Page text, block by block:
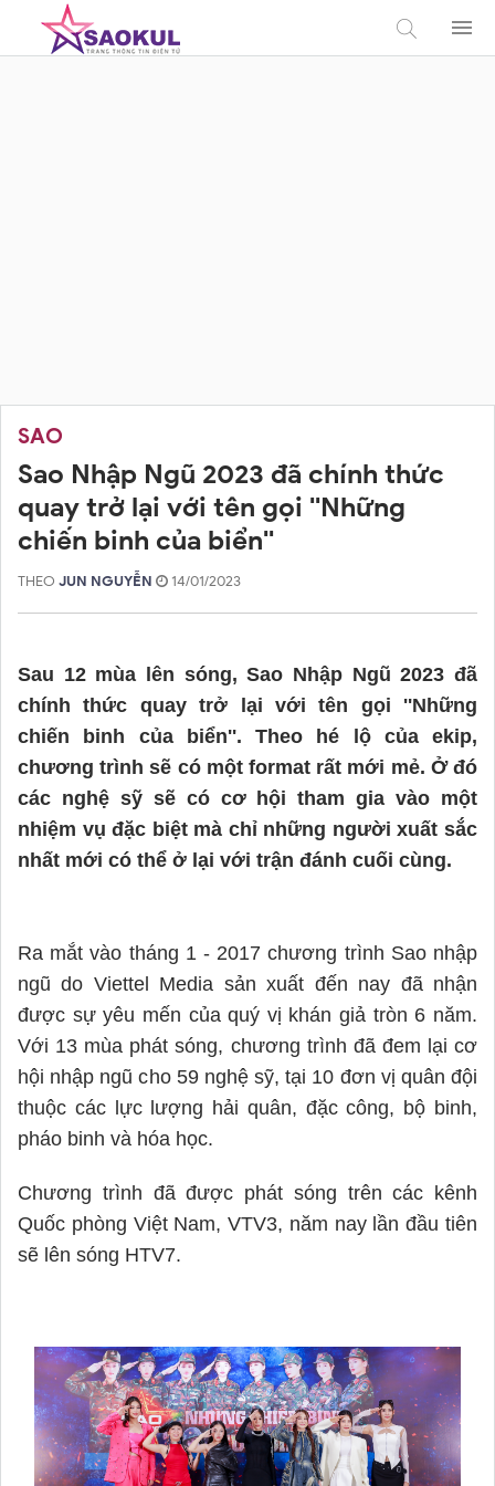
SAO
Sao Nhập Ngũ 2023 đã chính thức
quay trở lại với tên gọi ''Những
chiến binh của biển''
THEO JUN NGUYỄN 14/01/2023
Sau 12 mùa lên sóng, Sao Nhập Ngũ 2023 đã
chính thức quay trở lại với tên gọi ''Những
chiến binh của biển''. Theo hé lộ của ekip,
chương trình sẽ có một format rất mới mẻ. Ở đó
các nghệ sỹ sẽ có cơ hội tham gia vào một
nhiệm vụ đặc biệt mà chỉ những người xuất sắc
nhất mới có thể ở lại với trận đánh cuối cùng.
Ra mắt vào tháng 1 - 2017 chương trình Sao nhập
ngũ do Viettel Media sản xuất đến nay đã nhận
được sự yêu mến của quý vị khán giả tròn 6 năm.
Với 13 mùa phát sóng, chương trình đã đem lại cơ
hội nhập ngũ cho 59 nghệ sỹ, tại 10 đơn vị quân đội
thuộc các lực lượng hải quân, đặc công, bộ binh,
Chương trình đã được phát sóng trên các kênh
Quốc phòng Việt Nam, VTV3, năm nay lần đầu tiên
sẽ lên sóng HTV7.